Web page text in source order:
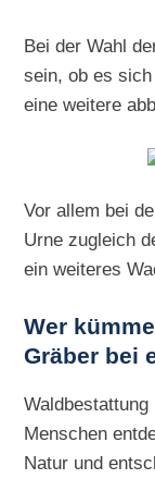
Bei der Wahl
sein, ob es
eine weitere
Vor allem bei
Urne zugleich
ein weiteres
Wer
Gräber bei
Menschen
Natur und